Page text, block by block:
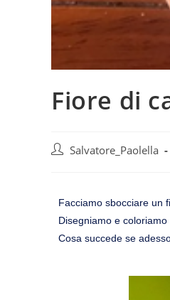
Fiore di
Salvatore_Paolella
Facciamo sbocciare un
Disegniamo e
Cosa succede se